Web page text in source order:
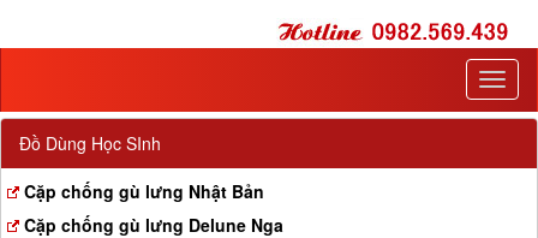
T
o
Đồ Dùng Học SInh
Cặp chống gù lưng Nhật Bản
Cặp chống gù lưng Delune Nga